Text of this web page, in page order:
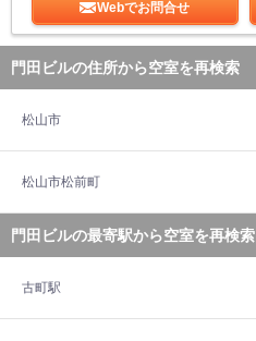
Webでお問合せ
門田ビルの住所から空室を再検索
松山市
松山市松前町
門田ビルの最寄駅から空室を再検索
古町駅